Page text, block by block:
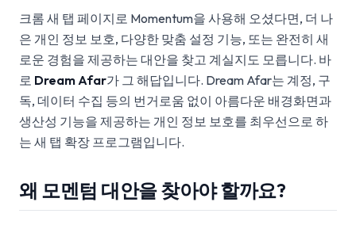
크롬 새 탭 페이지로 Momentum을 사용해 오셨다면, 더 나
은 개인 정보 보호, 다양한 맞춤 설정 기능, 또는 완전히 새
로운 경험을 제공하는 대안을 찾고 계실지도 모릅니다. 바
로 Dream Afar가 그 해답입니다. Dream Afar는 계정, 구
독, 데이터 수집 등의 번거로움 없이 아름다운 배경화면과
생산성 기능을 제공하는 개인 정보 보호를 최우선으로 하
는 새 탭 확장 프로그램입니다.
왜 모멘텀 대안을 찾아야 할까요?